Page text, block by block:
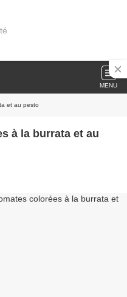
MENU
et au pesto
à la burrata et au